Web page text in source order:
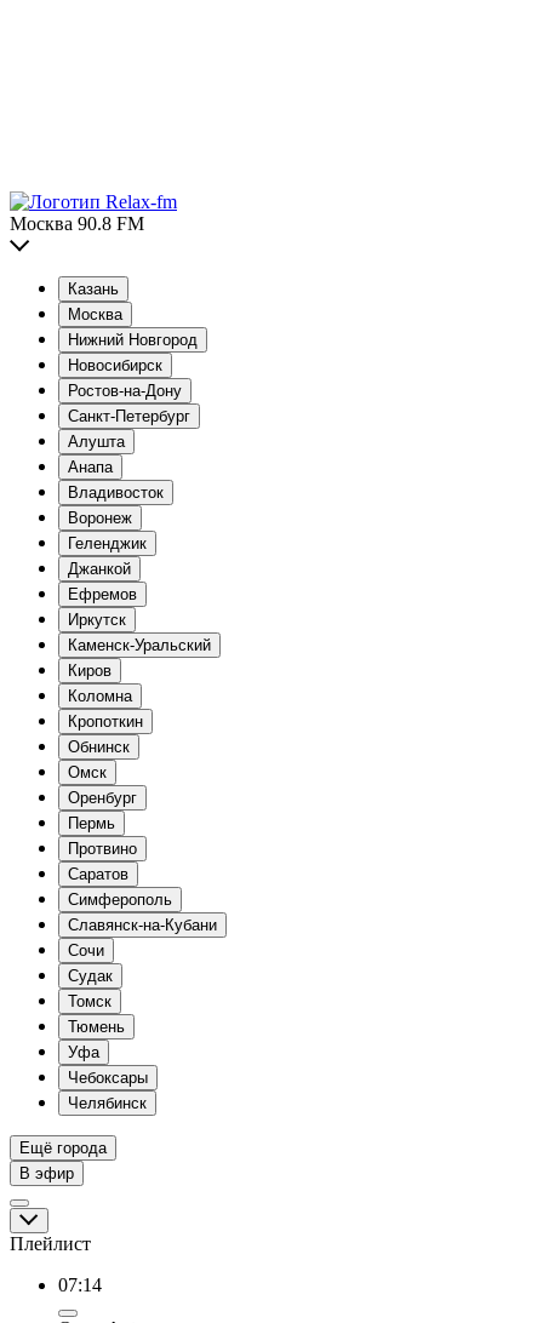
Москва 90.8 FM
Казань
Москва
Нижний Новгород
Новосибирск
Ростов-на-Дону
Санкт-Петербург
Алушта
Анапа
Владивосток
Воронеж
Геленджик
Джанкой
Ефремов
Иркутск
Каменск-Уральский
Киров
Коломна
Кропоткин
Обнинск
Омск
Оренбург
Пермь
Протвино
Саратов
Симферополь
Славянск-на-Кубани
Сочи
Судак
Томск
Тюмень
Уфа
Чебоксары
Челябинск
Ещё города
В эфир
Плейлист
07:14